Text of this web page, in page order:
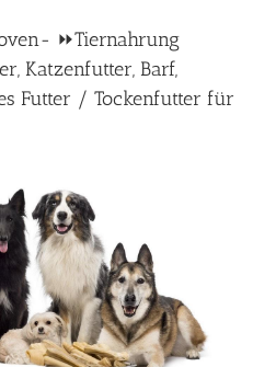
⏩Tiernahrung
Katzenfutter, Barf,
Futter / Tockenfutter für